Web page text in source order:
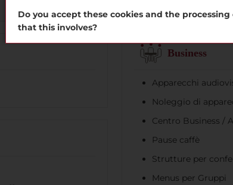
Business
Apparecchi
Noleggio di
Centro Business /
Pause caffè
Strutture per
Menus per Gruppi
Do you accept these cookies and the
that this involves?